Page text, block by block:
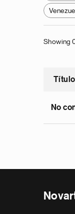
Showing
No